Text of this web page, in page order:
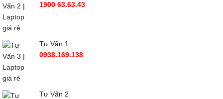
1900 63.63.43
Tư Vấn 1
0938.169.138
Tư Vấn 2